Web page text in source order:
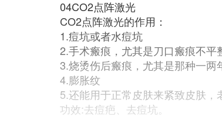
04CO2点阵激光
CO2点阵激光的作用：
1.痘坑或者水痘坑
2.手术瘢痕，尤其是刀口瘢痕不平
3.烧烫伤后瘢痕，尤其是那种一两
4.膨胀纹
5.还能用于正常皮肤来紧致皮肤，
功效:去痘疤、去痘坑。